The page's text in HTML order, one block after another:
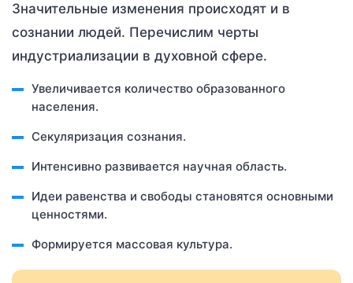
Значительные изменения происходят и в
сознании людей. Перечислим черты
индустриализации в духовной сфере.
Увеличивается количество образованного
населения.
Секуляризация сознания.
Интенсивно развивается научная область.
Идеи равенства и свободы становятся основными
ценностями.
Формируется массовая культура.